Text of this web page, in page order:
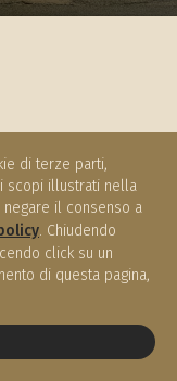
di terze parti,
scopi illustrati nella
il consenso a
. Chiudendo
click su un
di questa pagina,
PRENOTA UN TAVOLO